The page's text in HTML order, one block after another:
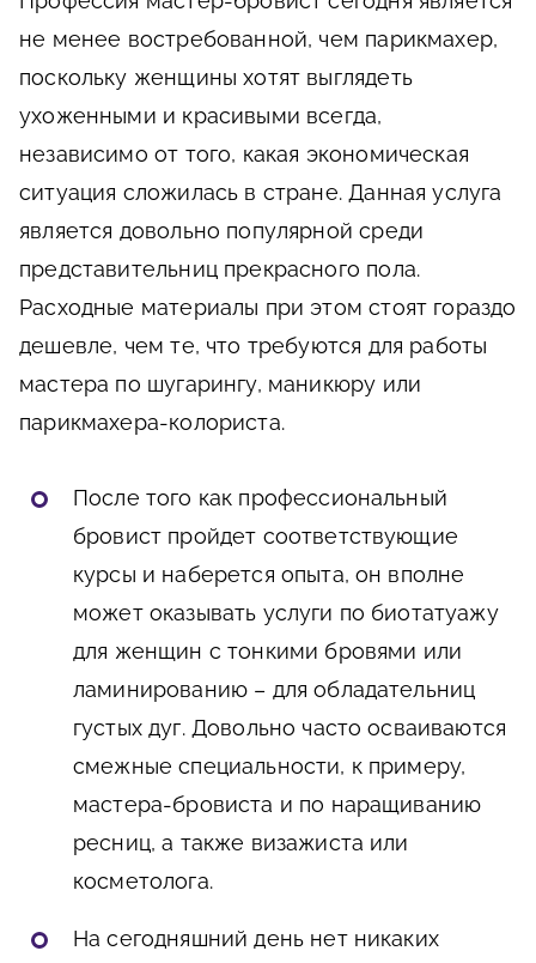
не менее востребованной, чем парикмахер,
поскольку женщины хотят выглядеть
ухоженными и красивыми всегда,
независимо от того, какая экономическая
ситуация сложилась в стране. Данная услуга
является довольно популярной среди
представительниц прекрасного пола.
Расходные материалы при этом стоят гораздо
дешевле, чем те, что требуются для работы
мастера по шугарингу, маникюру или
парикмахера-колориста.
После того как профессиональный
бровист пройдет соответствующие
курсы и наберется опыта, он вполне
может оказывать услуги по биотатуажу
для женщин с тонкими бровями или
ламинированию – для обладательниц
густых дуг. Довольно часто осваиваются
смежные специальности, к примеру,
мастера-бровиста и по наращиванию
ресниц, а также визажиста или
косметолога.
На сегодняшний день нет никаких